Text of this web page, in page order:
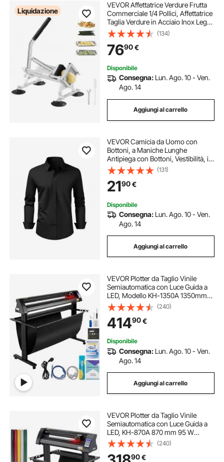
Liquidazione
VEVOR Affettatrice Verdure Frutta
Commerciale 1/4 Pollici, Affettatrice
Taglia Verdure in Acciaio Inox Lega
di Alluminio, Affettatrice Manuale
Piedini Antiscivolo, Cipolle, Patate,
Limoni
(134)
7690€
Disponibile
Consegna: Lun. Ago. 10 - Ven.
Ago. 14
Aggiungi al carrello
VEVOR Camicia da Uomo con
Bottoni, a Maniche Lunghe
Antipiega con Bottoni, Vestibilità, in
Tessuto Morbido ed Elasticizzato
per Abbigliamento Casual o
Formale da Lavoro, Matrimonio,
Nero Taglia M
(131)
2190€
Disponibile
Consegna: Lun. Ago. 10 - Ven.
Ago. 14
Aggiungi al carrello
VEVOR Plotter da Taglio Vinile
Semiautomatica con Luce Guida a
LED, Modello KH-1350A 1350mm
Potenza 95W Taglierina per Plotter
Vinile per Adesivi per Auto, Segnali
Stradali, Palloncini, Caschi, ecc.
(240)
41490€
Disponibile
Consegna: Lun. Ago. 10 - Ven.
Ago. 14
Aggiungi al carrello
VEVOR Plotter da Taglio Vinile
Semiautomatica con Luce Guida a
LED, KH-870A 870 mm 95 W
Taglierina per Plotter Vinile
Signmaster per Adesivi per Auto,
Segnali Stradali, Palloncini, Caschi,
(240)
90€